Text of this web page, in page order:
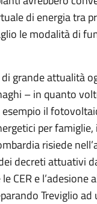
di energia tra
le modalità di
grande attualità
– in quanto
il
per famiglie,
risiede
decreti attuativi
CER e l’adesione
Treviglio